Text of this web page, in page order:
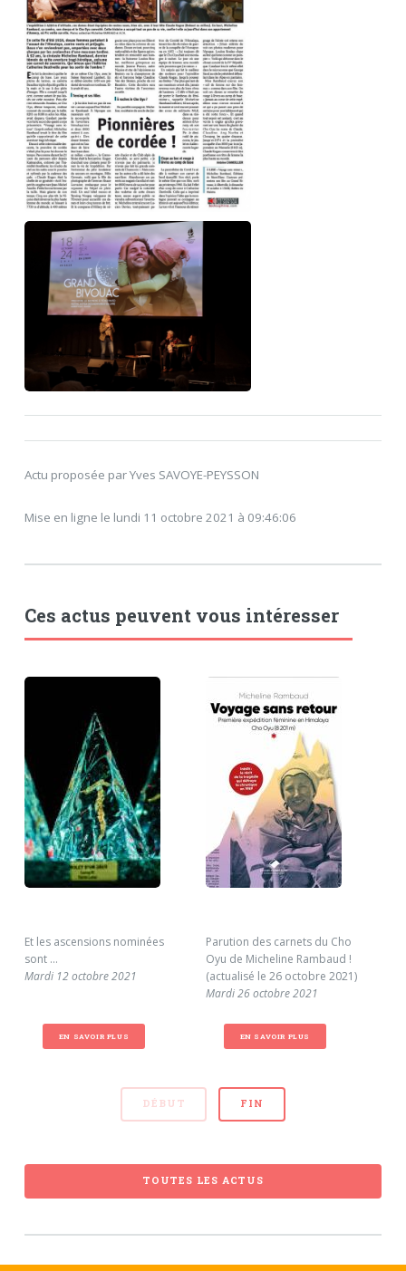
Actu proposée par Yves SAVOYE-PEYSSON
Mise en ligne le lundi 11 octobre 2021 à 09:46:06
Ces actus peuvent vous intéresser
Et les ascensions nominées
sont ...
Mardi 12 octobre 2021
EN SAVOIR PLUS
Parution des carnets du Cho
Oyu de Micheline Rambaud !
(actualisé le 26 octobre 2021)
Mardi 26 octobre 2021
EN SAVOIR PLUS
DÉBUT FIN
TOUTES LES ACTUS